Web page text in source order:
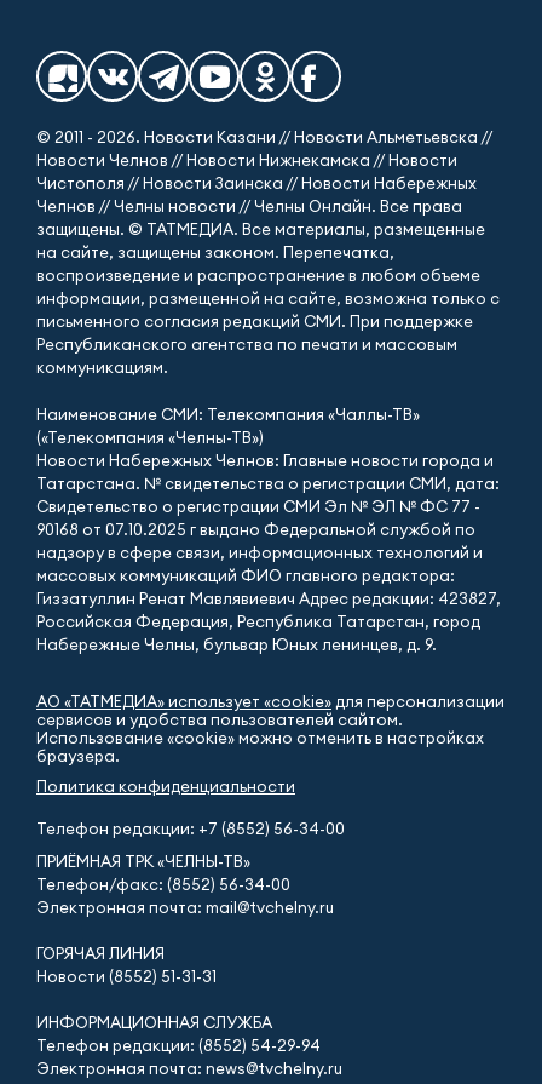
© 2011 - 2026. Новости Казани // Новости Альметьевска //
Новости Челнов // Новости Нижнекамска // Новости
Чистополя // Новости Заинска // Новости Набережных
Челнов // Челны новости // Челны Онлайн. Все права
защищены. © ТАТМЕДИА. Все материалы, размещенные
на сайте, защищены законом. Перепечатка,
воспроизведение и распространение в любом объеме
информации, размещенной на сайте, возможна только с
письменного согласия редакций СМИ. При поддержке
Республиканского агентства по печати и массовым
коммуникациям.
Наименование СМИ: Телекомпания «Чаллы-ТВ»
(«Телекомпания «Челны-ТВ»)
Новости Набережных Челнов: Главные новости города и
Татарстана. № свидетельства о регистрации СМИ, дата:
Свидетельство о регистрации СМИ Эл № ЭЛ № ФС 77 -
90168 от 07.10.2025 г выдано Федеральной службой по
надзору в сфере связи, информационных технологий и
массовых коммуникаций ФИО главного редактора:
Гиззатуллин Ренат Мавлявиевич Адрес редакции: 423827,
Российская Федерация, Республика Татарстан, город
Набережные Челны, бульвар Юных ленинцев, д. 9.
АО «ТАТМЕДИА» использует «cookie»для персонализации
сервисов и удобства пользователей сайтом.
Использование «cookie» можно отменить в настройках
браузера.
Политика конфиденциальности
Телефон редакции: +7 (8552) 56-34-00
ПРИЁМНАЯ ТРК «ЧЕЛНЫ-ТВ»
Телефон/факс: (8552) 56-34-00
Электронная почта: mail@tvchelny.ru
ГОРЯЧАЯ ЛИНИЯ
Новости (8552) 51-31-31
ИНФОРМАЦИОННАЯ СЛУЖБА
Телефон редакции: (8552) 54-29-94
Электронная почта: news@tvchelny.ru